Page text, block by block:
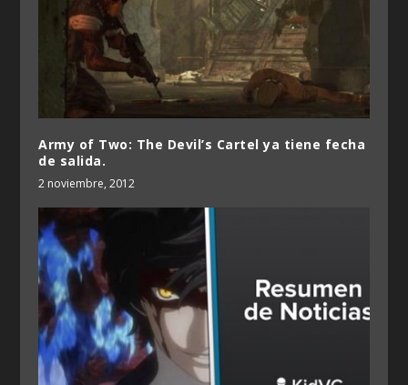
Army of Two: The Devil’s Cartel ya tiene fecha
de salida.
2 noviembre, 2012